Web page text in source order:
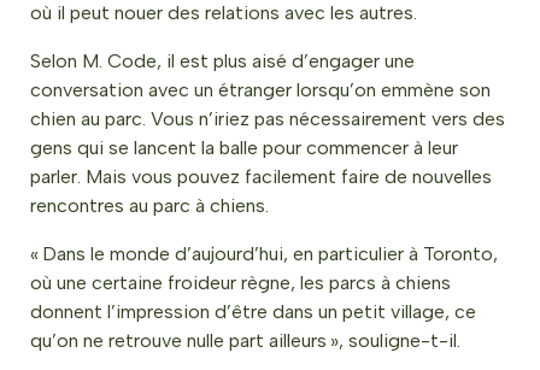
où il peut nouer des relations avec les autres.
Selon M. Code, il est plus aisé d’engager une
conversation avec un étranger lorsqu’on emmène son
chien au parc. Vous n’iriez pas nécessairement vers des
gens qui se lancent la balle pour commencer à leur
parler. Mais vous pouvez facilement faire de nouvelles
rencontres au parc à chiens.
« Dans le monde d’aujourd’hui, en particulier à Toronto,
où une certaine froideur règne, les parcs à chiens
donnent l’impression d’être dans un petit village, ce
qu’on ne retrouve nulle part ailleurs », souligne-t-il.